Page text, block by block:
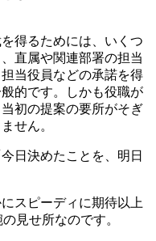
得るためには、いくつ
直属や関連部署の担当
当役員などの承諾を得
的です。しかも役職が
初の提案の要所がそぎ
せん。
日決めたことを、明日
スピーディに期待以上
見せ所なのです。